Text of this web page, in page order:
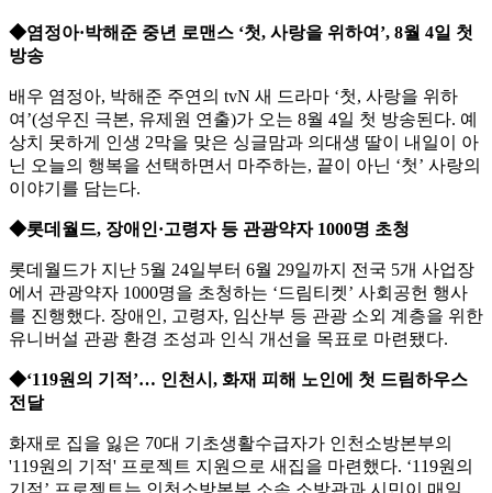
◆염정아·박해준 중년 로맨스 ‘첫, 사랑을 위하여’, 8월 4일 첫
방송
배우 염정아, 박해준 주연의 tvN 새 드라마 ‘첫, 사랑을 위하
여’(성우진 극본, 유제원 연출)가 오는 8월 4일 첫 방송된다. 예
상치 못하게 인생 2막을 맞은 싱글맘과 의대생 딸이 내일이 아
닌 오늘의 행복을 선택하면서 마주하는, 끝이 아닌 ‘첫’ 사랑의
이야기를 담는다.
◆롯데월드, 장애인·고령자 등 관광약자 1000명 초청
롯데월드가 지난 5월 24일부터 6월 29일까지 전국 5개 사업장
에서 관광약자 1000명을 초청하는 ‘드림티켓’ 사회공헌 행사
를 진행했다. 장애인, 고령자, 임산부 등 관광 소외 계층을 위한
유니버설 관광 환경 조성과 인식 개선을 목표로 마련됐다.
◆‘119원의 기적’… 인천시, 화재 피해 노인에 첫 드림하우스
전달
화재로 집을 잃은 70대 기초생활수급자가 인천소방본부의
'119원의 기적' 프로젝트 지원으로 새집을 마련했다. ‘119원의